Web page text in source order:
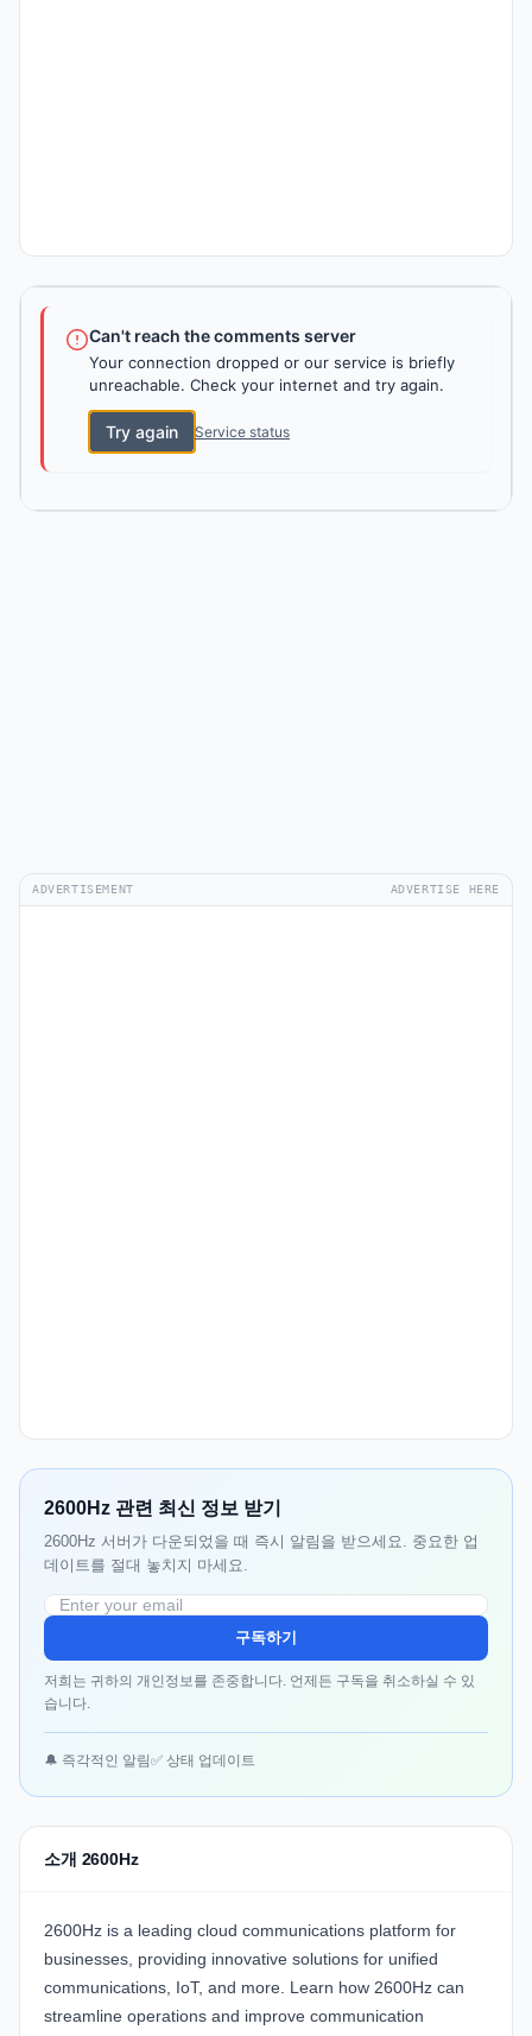
Can't reach the comments server
Your connection dropped or our service is briefly
unreachable. Check your internet and try again.
Try again Service status
ADVERTISEMENT ADVERTISE HERE
2600Hz 관련 최신 정보 받기
2600Hz 서버가 다운되었을 때 즉시 알림을 받으세요. 중요한 업
데이트를 절대 놓치지 마세요.
구독하기
저희는 귀하의 개인정보를 존중합니다. 언제든 구독을 취소하실 수 있
습니다.
🔔 즉각적인 알림✅ 상태 업데이트
소개 2600Hz
2600Hz is a leading cloud communications platform for
businesses, providing innovative solutions for unified
communications, IoT, and more. Learn how 2600Hz can
streamline operations and improve communication